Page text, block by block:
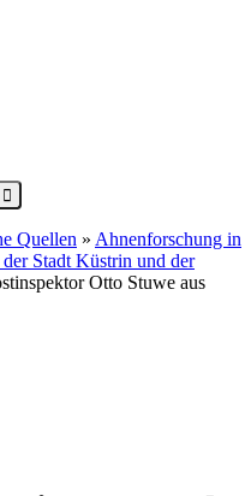
Quellen » Ahnenforschung in
Stadt Küstrin und der
Otto Stuwe aus